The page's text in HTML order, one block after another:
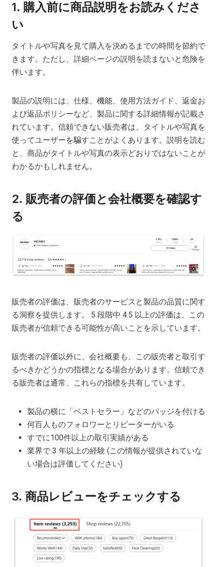
1. 購入前に商品説明をお読みくださ
い
タイトルや写真を見て購入を決めるまでの時間を節約で
きます。ただし、詳細ページの説明を読まないと危険を
伴います。
製品の説明には、仕様、機能、使用方法ガイド、返金お
よび返品ポリシーなど、製品に関する詳細情報が記載さ
れています。信頼できない販売者は、タイトルや写真を
使ってユーザーを騙すことがよくあります。説明を読む
と、商品がタイトルや写真の表示どおりではないことが
わかるかもしれません。
2. 販売者の評価と会社概要を確認す
る
販売者の評価は、販売者のサービスと製品の品質に関す
る洞察を提供します。 5 段階中 4.5 以上の評価は、この
販売者が信頼できる可能性が高いことを示しています。
販売者の評価以外に、会社概要も、この販売者と取引す
るべきかどうかの指標となる場合があります。信頼でき
る販売者は通常、これらの指標を共有しています。
製品の横に「ベストセラー」などのバッジを付ける
何百人ものフォロワーとリピーターがいる
すでに100件以上の取引実績がある
業界で 3 年以上の経験 (この情報が提供されていな
い場合は評価してください)
3. 商品レビューをチェックする